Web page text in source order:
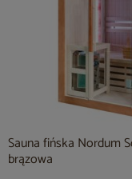
Sauna fińska Nordum
brązowa